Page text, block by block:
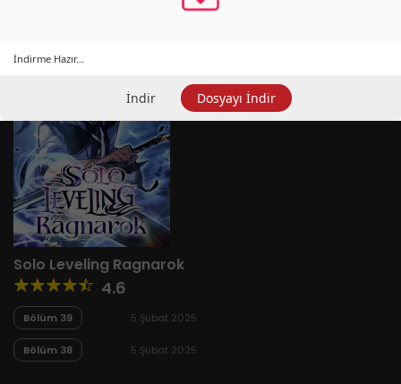
Solo Leveling Ragnarok
4.6
Bölüm 39 5 Şubat 2025
Bölüm 38 5 Şubat 2025
İndirme Hazır...
İndir Dosyayı İndir